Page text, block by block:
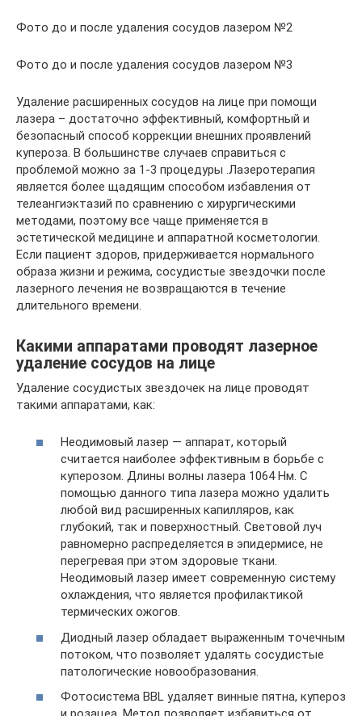
Фото до и после удаления сосудов лазером №2
Фото до и после удаления сосудов лазером №3
Удаление расширенных сосудов на лице при помощи
лазера – достаточно эффективный, комфортный и
безопасный способ коррекции внешних проявлений
купероза. В большинстве случаев справиться с
проблемой можно за 1-3 процедуры .Лазеротерапия
является более щадящим способом избавления от
телеангиэктазий по сравнению с хирургическими
методами, поэтому все чаще применяется в
эстетической медицине и аппаратной косметологии.
Если пациент здоров, придерживается нормального
образа жизни и режима, сосудистые звездочки после
лазерного лечения не возвращаются в течение
длительного времени.
Какими аппаратами проводят лазерное
удаление сосудов на лице
Удаление сосудистых звездочек на лице проводят
такими аппаратами, как:
Неодимовый лазер — аппарат, который
считается наиболее эффективным в борьбе с
куперозом. Длины волны лазера 1064 Нм. С
помощью данного типа лазера можно удалить
любой вид расширенных капилляров, как
глубокий, так и поверхностный. Световой луч
равномерно распределяется в эпидермисе, не
перегревая при этом здоровые ткани.
Неодимовый лазер имеет современную систему
охлаждения, что является профилактикой
термических ожогов.
Диодный лазер обладает выраженным точечным
потоком, что позволяет удалять сосудистые
патологические новообразования.
Фотосистема BBL удаляет винные пятна, купероз